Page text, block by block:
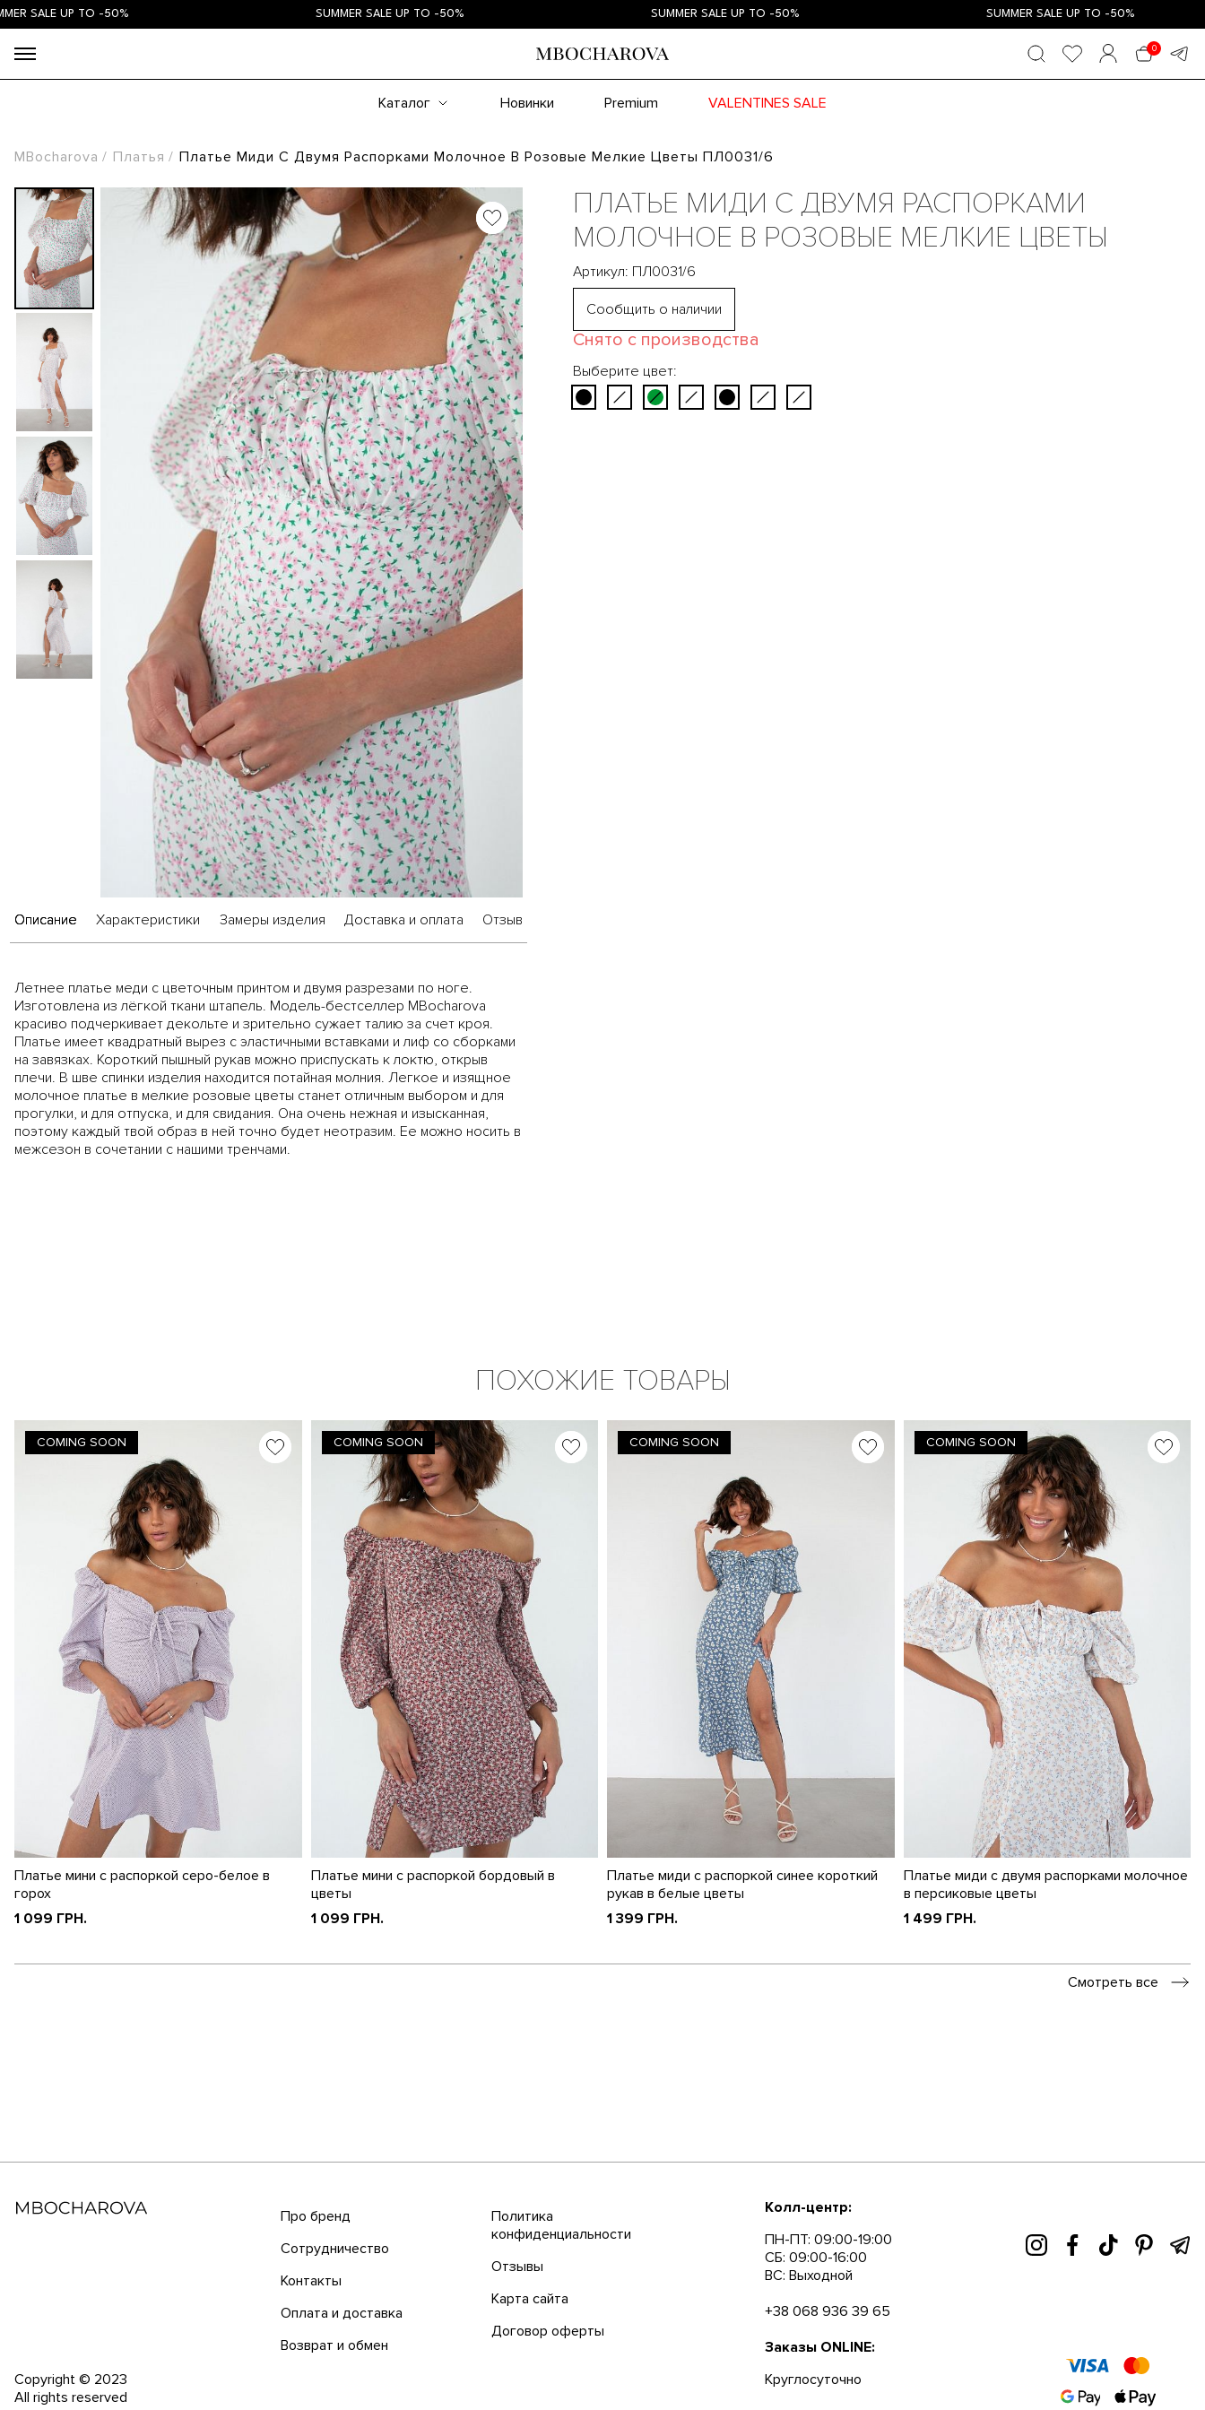
UP TO -50% SUMMER SALE UP TO -50% SUMMER SALE UP TO -50% SUMMER SALE UP TO -50%
0
Каталог Новинки Premium VALENTINES SALE
MBocharova Платья Платье Миди С Двумя Распорками Молочное В Розовые Мелкие Цветы ПЛ0031/6
Описание Характеристики Замеры изделия Доставка и оплата Отзыв
Летнее платье меди с цветочным принтом и двумя разрезами по ноге.
Изготовлена из лёгкой ткани штапель. Модель-бестселлер MBocharova
красиво подчеркивает декольте и зрительно сужает талию за счет кроя.
Платье имеет квадратный вырез с эластичными вставками и лиф со сборками
на завязках. Короткий пышный рукав можно приспускать к локтю, открыв
плечи. В шве спинки изделия находится потайная молния. Легкое и изящное
молочное платье в мелкие розовые цветы станет отличным выбором и для
прогулки, и для отпуска, и для свидания. Она очень нежная и изысканная,
поэтому каждый твой образ в ней точно будет неотразим. Ее можно носить в
межсезон в сочетании с нашими тренчами.
ПЛАТЬЕ МИДИ С ДВУМЯ РАСПОРКАМИ
МОЛОЧНОЕ В РОЗОВЫЕ МЕЛКИЕ ЦВЕТЫ
Артикул: ПЛ0031/6
Сообщить о наличии
Снято с производства
Выберите цвет:
ПОХОЖИЕ ТОВАРЫ
COMING SOON
Платье мини с распоркой серо-белое в
горох
1 099 ГРН.
COMING SOON
Платье мини с распоркой бордовый в
цветы
1 099 ГРН.
COMING SOON
Платье миди с распоркой синее короткий
рукав в белые цветы
1 399 ГРН.
COMING SOON
Платье миди с двумя распорками молочное
в персиковые цветы
1 499 ГРН.
Смотреть все
Copyright © 2023
All rights reserved
Про бренд
Сотрудничество
Контакты
Оплата и доставка
Возврат и обмен
Политика
конфиденциальности
Отзывы
Карта сайта
Договор оферты
Колл-центр:
ПН-ПТ: 09:00-19:00
СБ: 09:00-16:00
ВС: Выходной
+38 068 936 39 65
Заказы ONLINE:
Круглосуточно